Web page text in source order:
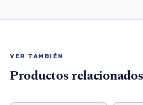
VER TAMBIÉN
Productos relacionados